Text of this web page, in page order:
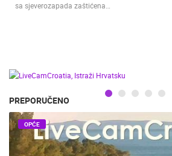
sa sjeverozapada zaštićena…
PREPORUČENO
OPĆE